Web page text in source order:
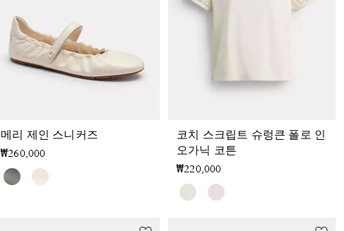
메리 제인 스니커즈
₩260,000
코치 스크립트 슈렁큰 폴로 인
오가닉 코튼
₩220,000